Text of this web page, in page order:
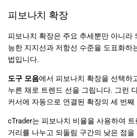
피보나치 확장
피보나치 확장은 주요 추세뿐만 아니라
능한 지지선과 저항선 수준을 도표화하
법입니다.
도구 모음에서 피보나치 확장을 선택하
누른 채로 트렌드 선을 그립니다. 그런
커서에 자동으로 연결된 확장의 세 번
cTrader는 피보나치 비율을 사용하여
거리를 나누고 되돌림 구간의 낮은 점